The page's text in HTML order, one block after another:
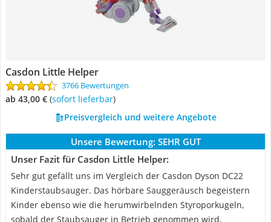
Casdon Little Helper
3766 Bewertungen
ab 43,00 € ( Sofort lieferbar)
Preisvergleich und weitere Angebote
Unsere Bewertung: SEHR GUT
Unser Fazit für Casdon Little Helper:
Sehr gut gefällt uns im Vergleich der Casdon Dyson DC22
Kinderstaubsauger. Das hörbare Sauggeräusch begeistern
Kinder ebenso wie die herumwirbelnden Styroporkugeln,
sobald der Staubsauger in Betrieb genommen wird.